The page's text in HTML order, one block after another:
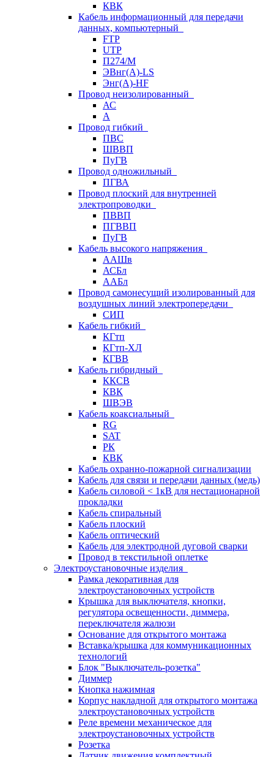
КВК
Кабель информационный для передачи
данных, компьютерный
FTP
UTP
П274/М
ЭВнг(А)-LS
Энг(А)-HF
Провод неизолированный
АС
А
Провод гибкий
ПВС
ШВВП
ПуГВ
Провод одножильный
ПГВА
Провод плоский для внутренней
электропроводки
ПВВП
ПГВВП
ПуГВ
Кабель высокого напряжения
ААШв
АСБл
ААБл
Провод самонесущий изолированный для
воздушных линий электропередачи
СИП
Кабель гибкий
КГтп
КГтп-ХЛ
КГВВ
Кабель гибридный
ККСВ
КВК
ШВЭВ
Кабель коаксиальный
RG
SAT
РК
КВК
Кабель охранно-пожарной сигнализации
Кабель для связи и передачи данных (медь)
Кабель силовой < 1кВ для нестационарной
прокладки
Кабель спиральный
Кабель плоский
Кабель оптический
Кабель для электродной дуговой сварки
Провод в текстильной оплетке
Электроустановочные изделия
Рамка декоративная для
электроустановочных устройств
Крышка для выключателя, кнопки,
регулятора освещенности, диммера,
переключателя жалюзи
Основание для открытого монтажа
Вставка/крышка для коммуникационных
технологий
Блок "Выключатель-розетка"
Диммер
Кнопка нажимная
Корпус накладной для открытого монтажа
электроустановочных устройств
Реле времени механическое для
электроустановочных устройств
Розетка